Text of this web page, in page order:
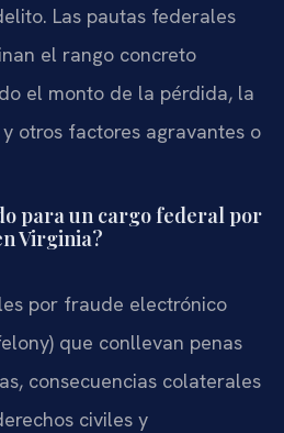
Las pautas federales
el rango concreto
el monto de la pérdida, la
otros factores agravantes o
para un cargo federal por
Virginia?
por fraude electrónico
que conllevan penas
consecuencias colaterales
civiles y